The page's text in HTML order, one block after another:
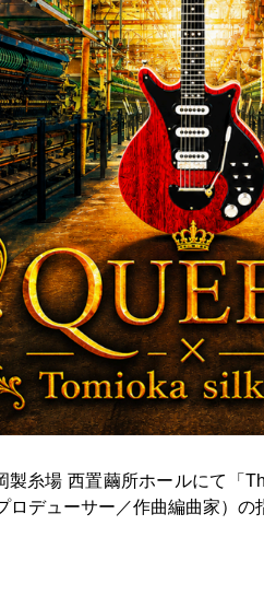
製糸場 西置繭所ホールにて「
デューサー／作曲編曲家）の